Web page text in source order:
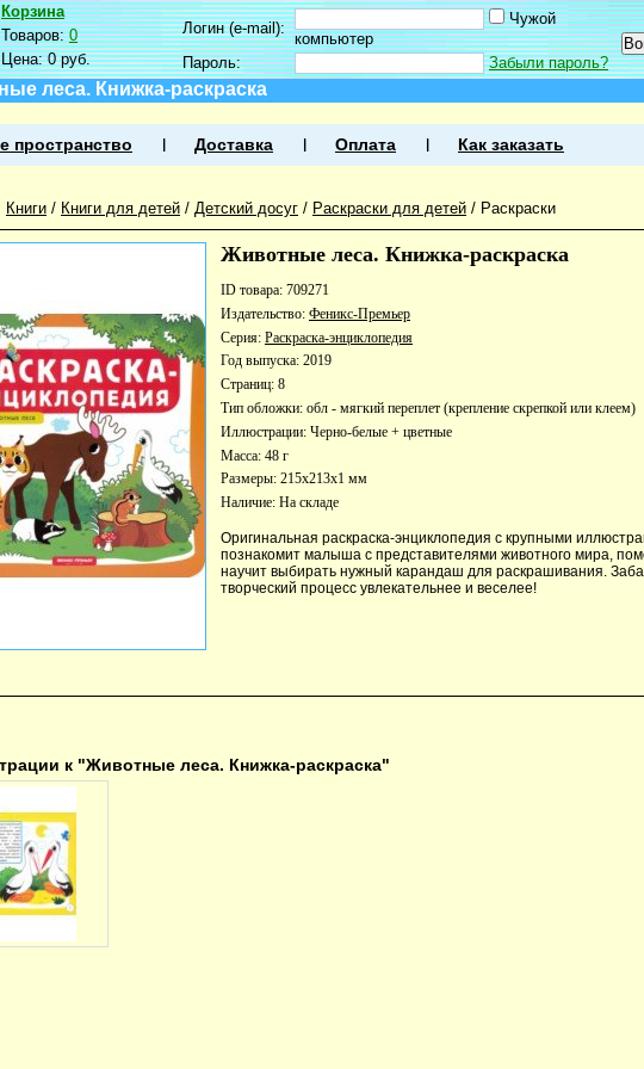
Корзина
Товаров:0
Цена:0 руб.
Логин (e-mail):
Чужой
компьютер
Пароль:
Забыли пароль?
леса. Книжка-раскраска
пространство Доставка Оплата Как заказать
Книги / Книги для детей / Детский досуг / Раскраски для детей / Раскраски
Животные леса. Книжка-раскраска
ID товара: 709271
Издательство: Феникс-Премьер
Серия: Раскраска-энциклопедия
Год выпуска: 2019
Страниц: 8
Тип обложки: обл - мягкий переплет (крепление скрепкой или клеем)
Иллюстрации: Черно-белые + цветные
Масса: 48 г
Размеры: 215x213x1 мм
Наличие: На складе
Оригинальная раскраска-энциклопедия с крупными
познакомит малыша с представителями животного мира,
научит выбирать нужный карандаш для раскрашивания.
творческий процесс увлекательнее и веселее!
к "Животные леса. Книжка-раскраска"